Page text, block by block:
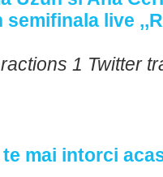
live
1 Twitter
mai intorci